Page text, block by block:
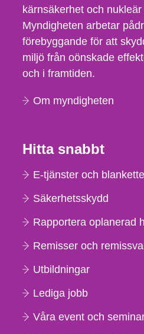
kärnsäkerhet och
Myndigheten arbetar
förebyggande för att
miljö från oönskade
och i framtiden.
Om myndigheten
Hitta snabbt
E-tjänster och
Säkerhetsskydd
Rapportera oplanerad
Remisser och
Utbildningar
Lediga jobb
Våra event och